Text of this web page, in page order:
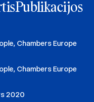
Publikacijos
Chambers Europe
Chambers Europe
2020